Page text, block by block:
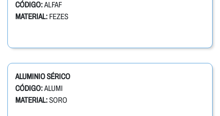
CÓDIGO:ALFAF
MATERIAL: FEZES
ALUMINIO SÉRICO
CÓDIGO:ALUMI
MATERIAL:SORO